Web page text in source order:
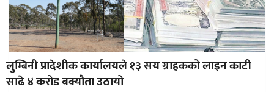
लुम्बिनी प्रादेशीक कार्यालयले १३ सय ग्राहकको लाइन काटी
साढे ४ करोड बक्यौता उठायो